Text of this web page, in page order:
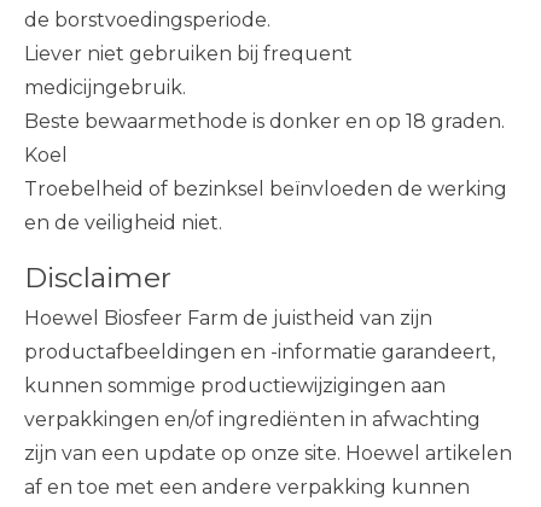
de borstvoedingsperiode.
Liever niet gebruiken bij frequent
medicijngebruik.
Beste bewaarmethode is donker en op 18 graden.
Koel
Troebelheid of bezinksel beïnvloeden de werking
en de veiligheid niet.
Disclaimer
Hoewel Biosfeer Farm de juistheid van zijn
productafbeeldingen en -informatie garandeert,
kunnen sommige productiewijzigingen aan
verpakkingen en/of ingrediënten in afwachting
zijn van een update op onze site. Hoewel artikelen
af ​​en toe met een andere verpakking kunnen